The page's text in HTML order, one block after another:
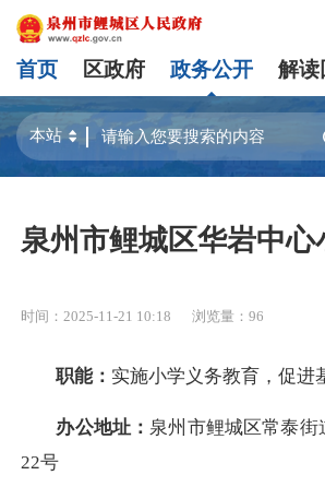
首页 区政府 政务公开 解读
泉州市鲤城区华岩中心
时间：2025-11-21 10:18 浏览量： 96
职能： 实施小学义务教育，促进
办公地址： 泉州市鲤城区常泰街
22号